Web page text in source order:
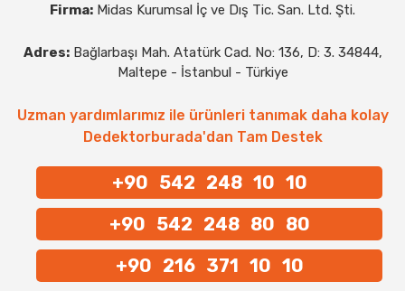
Firma: Midas Kurumsal İç ve Dış Tic. San. Ltd. Şti.
Adres: Bağlarbaşı Mah. Atatürk Cad. No: 136, D: 3. 34844,
Maltepe - İstanbul - Türkiye
Uzman yardımlarımız ile ürünleri tanımak daha kolay
Dedektorburada'dan Tam Destek
+90 542 248 10 10
+90 542 248 80 80
+90 216 371 10 10